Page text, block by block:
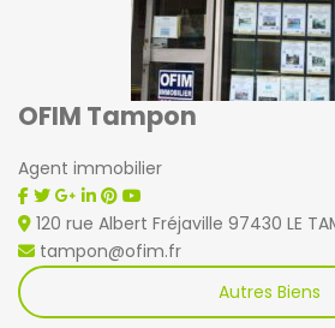
OFIM Tampon
Agent immobilier
120 rue Albert Fréjaville 97430 LE
tampon@ofim.fr
Autres Biens